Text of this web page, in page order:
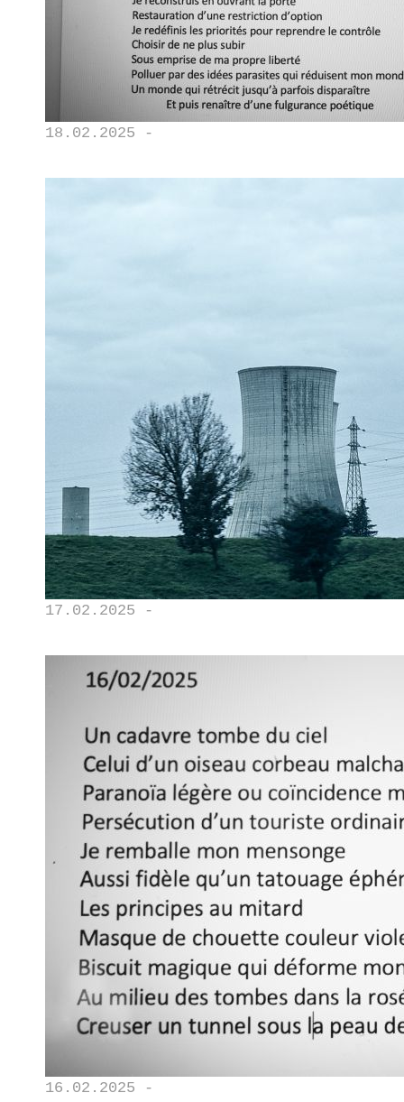
18.02.2025 -
17.02.2025 -
16.02.2025 -